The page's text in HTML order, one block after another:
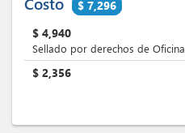
$ 7,296
$ 4,940
Sellado por derechos de Oficina
$ 2,356